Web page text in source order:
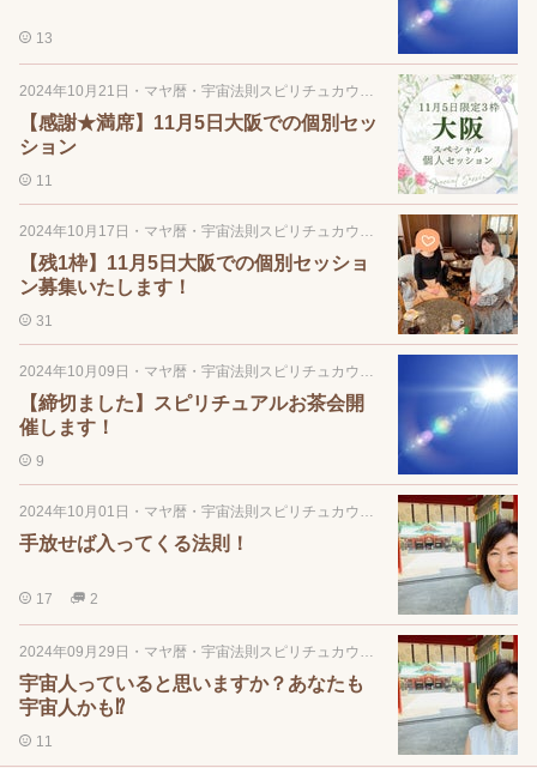
13
2024年10月21日 ・ マヤ暦・宇宙法則スピリチュカウンセリング
【感謝★満席】11月5日大阪での個別セッ
ション
11
2024年10月17日 ・ マヤ暦・宇宙法則スピリチュカウンセリング
【残1枠】11月5日大阪での個別セッショ
ン募集いたします！
31
2024年10月09日 ・ マヤ暦・宇宙法則スピリチュカウンセリング
【締切ました】スピリチュアルお茶会開
催します！
9
2024年10月01日 ・ マヤ暦・宇宙法則スピリチュカウンセリング
手放せば入ってくる法則！
17 2
2024年09月29日 ・ マヤ暦・宇宙法則スピリチュカウンセリング
宇宙人っていると思いますか？あなたも
宇宙人かも⁉
11